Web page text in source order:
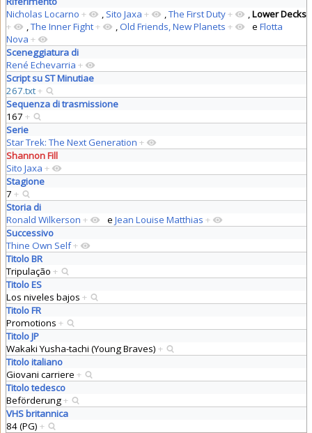
Nicholas Locarno + , Sito Jaxa + ,The First Duty+ ,Lower Decks
+
,The Inner Fight+ ,Old Friends, New Planets + e Flotta
Nova +
Sceneggiatura di
René Echevarria +
Script su ST Minutiae
267.txt+
Sequenza di trasmissione
167 +
Serie
Star Trek: The Next Generation +
Shannon Fill
Sito Jaxa +
Stagione
7 +
Storia di
Ronald Wilkerson + e Jean Louise Matthias +
Successivo
Thine Own Self+
Titolo BR
Tripulação +
Titolo ES
Los niveles bajos +
Titolo FR
Promotions +
Titolo JP
Wakaki Yusha-tachi (Young Braves) +
Titolo italiano
Giovani carriere +
Titolo tedesco
Beförderung+
VHS britannica
84 (PG) +